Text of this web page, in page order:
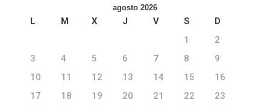
agosto 2026
L M X J V S
D
1
2
3
4 5 6 7 8
9
10
11 12 13 14 15
16
17
18 19 20 21 22
23